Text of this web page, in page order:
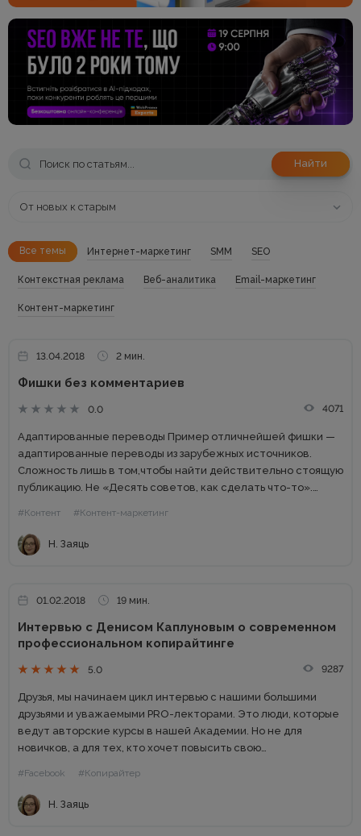
Найти
От новых к старым
Все темы Интернет-маркетинг SMM SEO
Контекстная реклама Веб-аналитика Email-маркетинг
Контент-маркетинг
13.04.2018 2 мин.
Фишки без комментариев
0.0 4071
Адаптированные переводы Пример отличнейшей фишки —
адаптированные переводы из зарубежных источников.
Сложность лишь в том,чтобы найти действительно стоящую
публикацию. Не «Десять советов, как сделать что-то».
понятные целевой аудитории примеры из реальной жизни,
рунетовской....
#Контент #Контент-маркетинг
Н. Заяць
01.02.2018 19 мин.
Интервью с Денисом Каплуновым о современном
профессиональном копирайтинге
5.0 9287
Друзья, мы начинаем цикл интервью с нашими большими
друзьями и уважаемыми PRO-лекторами. Это люди, которые
ведут авторские курсы в нашей Академии. Но не для
новичков, а для тех, кто хочет повысить свою
#Facebook #Копирайтер
Н. Заяць